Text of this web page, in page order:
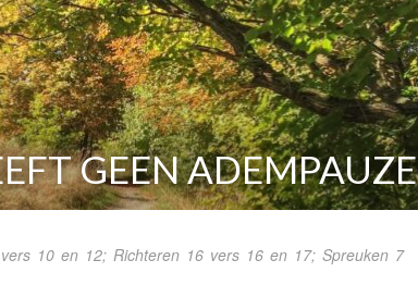
GEEN ADEMPAUZE
10 en 12; Richteren 16 vers 16 en 17; Spreuken 7